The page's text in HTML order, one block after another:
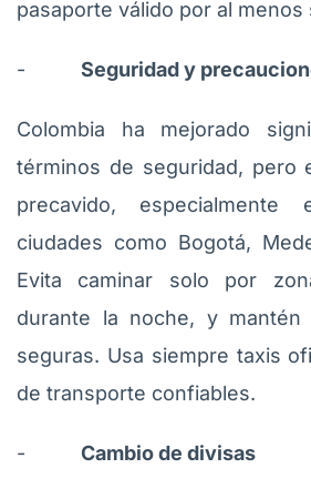
pasaporte válido por al menos
- Seguridad y
Colombia ha mejorado
términos de seguridad, pero
precavido,
ciudades como Bogotá,
Evita caminar solo por
durante la noche, y mantén
seguras. Usa siempre taxis
de transporte confiables.
- Cambio de divisas